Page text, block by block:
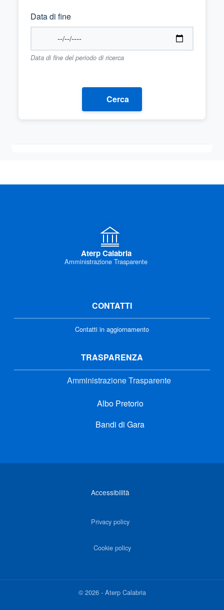
Data di fine
Data di fine del periodo di ricerca
Cerca
Aterp Calabria
Amministrazione Trasparente
CONTATTI
Contatti in aggiornamento
TRASPARENZA
Amministrazione Trasparente
Albo Pretorio
Bandi di Gara
Accessibilità
Privacy policy
Cookie policy
©2026- Aterp Calabria